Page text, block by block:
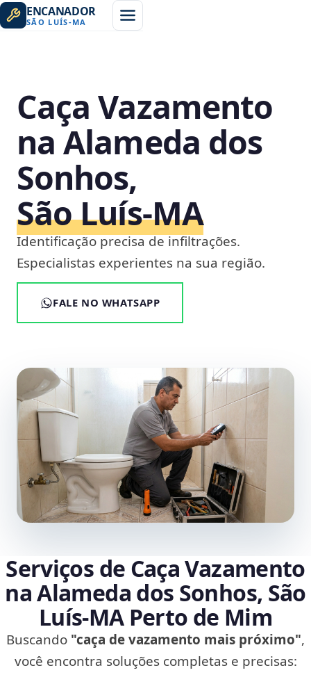
ENCANADOR
SÃO LUÍS-MA
Caça Vazamento
na Alameda dos
Sonhos,
São Luís‑MA
Identificação precisa de infiltrações.
Especialistas experientes na sua região.
FALE NO WHATSAPP
Serviços de Caça Vazamento
na Alameda dos Sonhos, São
Luís‑MA Perto de Mim
Buscando "caça de vazamento mais próximo",
você encontra soluções completas e precisas: